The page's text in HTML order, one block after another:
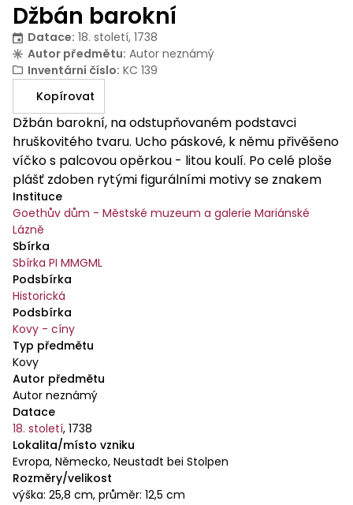
Džbán barokní
Datace: 18. století, 1738
Autor předmětu: Autor neznámý
Inventární číslo: KC 139
Kopírovat
Džbán barokní, na odstupňovaném podstavci
hruškovitého tvaru. Ucho páskové, k němu přivěšeno
víčko s palcovou opěrkou - litou koulí. Po celé ploše
plášť zdoben rytými figurálními motivy se znakem
cechu sladovníků v kartuši - dvou limp a bednářské
palice, spojených korunkou s vročením 17-38. Znak
obklopují ryté figurální motivy - postavy tří
rokokových kavalírů a dvou žen s vějíři. Na víčku ryté
květy v žardiniéře. Značen na víčku - 1x značkou
města Neustadt, 1x značkou mistra - konvice s
monogramem A.B.
Instituce
Goethův dům - Městské muzeum a galerie Mariánské
Lázně
Sbírka
Sbírka PI MMGML
Podsbírka
Historická
Podsbírka
Kovy - cíny
Typ předmětu
Kovy
Autor předmětu
Autor neznámý
Datace
18. století, 1738
Lokalita/místo vzniku
Evropa, Německo, Neustadt bei Stolpen
Rozměry/velikost
výška: 25,8 cm, průměr: 12,5 cm